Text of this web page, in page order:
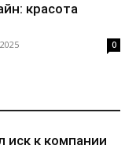
красота
0
к компании